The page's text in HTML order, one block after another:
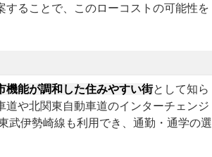
ることで、このローコストの可能性を
機能が調和した住みやすい街として知ら
や北関東自動車道のインターチェンジ
武伊勢崎線も利用でき、通勤・通学の選